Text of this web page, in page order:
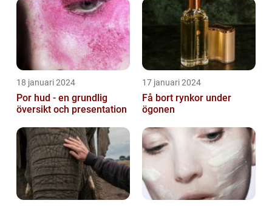
18 januari 2024
Por hud - en grundlig
översikt och presentation
17 januari 2024
Få bort rynkor under
ögonen